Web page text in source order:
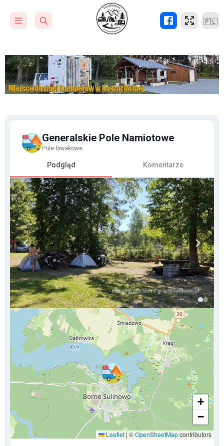
🇵🇱
Generalskie Pole Namiotowe
Pole biwakowe
Podgląd Komentarze
+
−
Leaflet | ©OpenStreetMapcontributors